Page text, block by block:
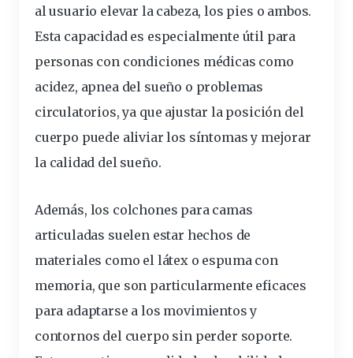
al usuario elevar la cabeza, los pies o ambos.
Esta capacidad es especialmente útil para
personas con condiciones médicas como
acidez, apnea del sueño o problemas
circulatorios, ya que ajustar la posición del
cuerpo puede aliviar los síntomas y mejorar
la calidad del sueño.
Además, los colchones para camas
articuladas suelen estar hechos de
materiales como el látex o espuma con
memoria, que son particularmente eficaces
para adaptarse a los movimientos y
contornos del cuerpo sin perder soporte.